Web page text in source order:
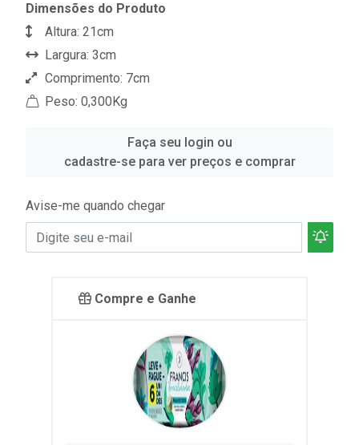
Dimensões do Produto
Altura: 21cm
Largura: 3cm
Comprimento: 7cm
Peso: 0,300Kg
Faça seu login ou
cadastre-se para ver preços e comprar
Avise-me quando chegar
Compre e Ganhe